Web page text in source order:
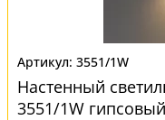
3551/1W
Настенный
3551/1W гипсовый